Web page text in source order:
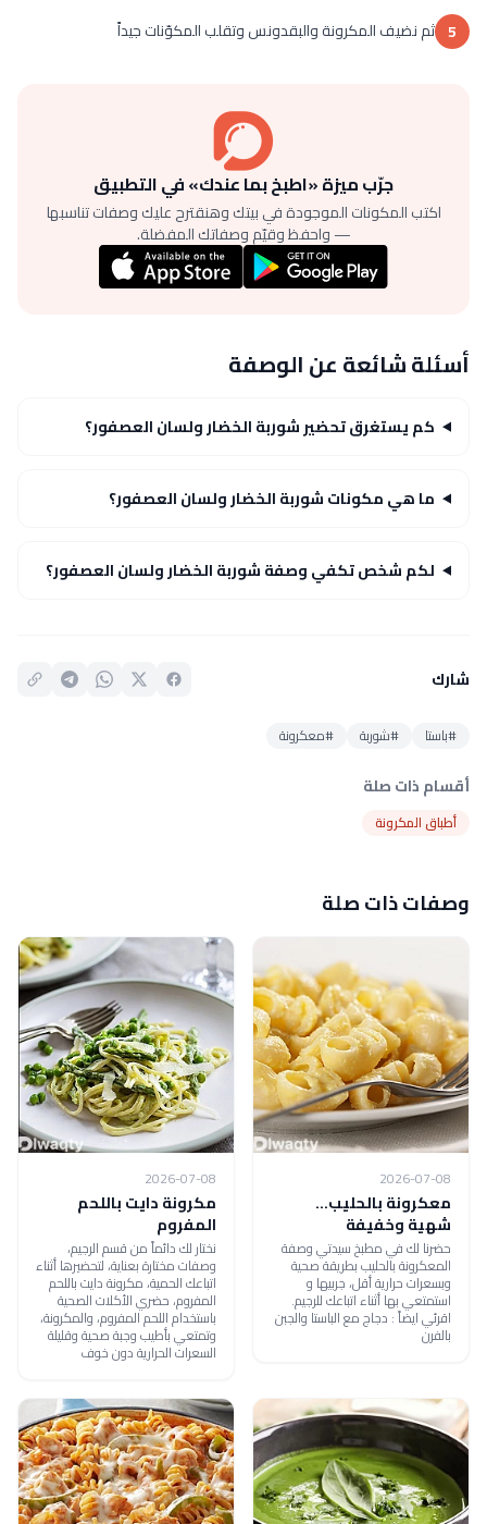
5 ثم نضيف المكرونة والبقدونس وتقلب المكوّنات جيداً
جرّب ميزة «اطبخ بما عندك» في التطبيق
اكتب المكونات الموجودة في بيتك وهنقترح عليك وصفات تناسبها
— واحفظ وقيّم وصفاتك المفضلة.
أسئلة شائعة عن الوصفة
كم يستغرق تحضير شوربة الخضار ولسان العصفور؟
ما هي مكونات شوربة الخضار ولسان العصفور؟
لكم شخص تكفي وصفة شوربة الخضار ولسان العصفور؟
شارك
#باستا #شوربة #معكرونة
أقسام ذات صلة
أطباق المكرونة
وصفات ذات صلة
2026-07-08
معكرونة بالحليب...
شهية وخفيفة
حضرنا لك في مطبخ سيدتي وصفة
المعكرونة بالحليب بطريقة صحية
وبسعرات حرارية أقل، جربيها و
استمتعي بها أثناء اتباعك للرجيم.
اقرئي ايضاً : دجاج مع الباستا والجبن
بالفرن
2026-07-08
مكرونة دايت باللحم
المفروم
نختار لك دائماً من قسم الرجيم،
وصفات مختارة بعناية، لتحضيرها أثناء
اتباعك الحمية، مكرونة دايت باللحم
المفروم، حضري الأكلات الصحية
باستخدام اللحم المفروم، والمكرونة،
وتمتعي بأطيب وجبة صحية وقليلة
السعرات الحرارية دون خوف